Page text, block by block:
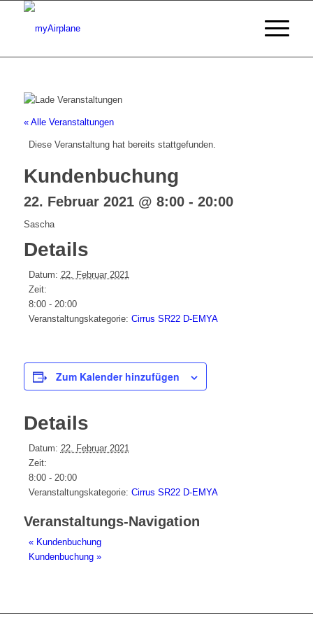
« Alle Veranstaltungen
Diese Veranstaltung hat bereits stattgefunden.
Kundenbuchung
22. Februar 2021 @ 8:00- 20:00
Sascha
Details
Datum: 22. Februar 2021
Zeit:
8:00 - 20:00
Veranstaltungskategorie: Cirrus SR22 D-EMYA
Zum Kalender hinzufügen
Details
Datum: 22. Februar 2021
Zeit:
8:00 - 20:00
Veranstaltungskategorie: Cirrus SR22 D-EMYA
Veranstaltungs-Navigation
«Kundenbuchung
Kundenbuchung »